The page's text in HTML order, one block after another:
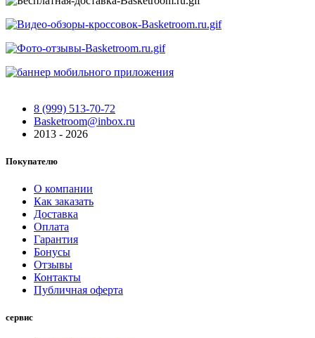
8 (999) 513-70-72
Basketroom@inbox.ru
2013 - 2026
Покупателю
О компании
Как заказать
Доставка
Оплата
Гарантия
Бонусы
Отзывы
Контакты
Публичная оферта
сервис